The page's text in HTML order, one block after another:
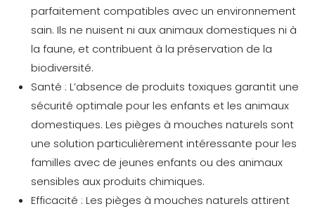
parfaitement compatibles avec un environnement
sain. Ils ne nuisent ni aux animaux domestiques ni à
la faune, et contribuent à la préservation de la
biodiversité.
Santé : L’absence de produits toxiques garantit une
sécurité optimale pour les enfants et les animaux
domestiques. Les pièges à mouches naturels sont
une solution particulièrement intéressante pour les
familles avec de jeunes enfants ou des animaux
sensibles aux produits chimiques.
Efficacité : Les pièges à mouches naturels attirent